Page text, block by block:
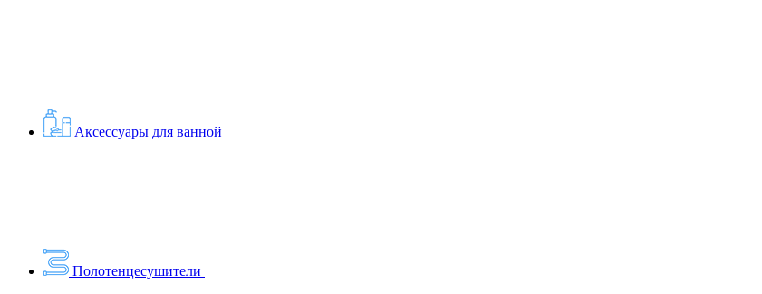
Аксессуары для ванной
Полотенцесушители